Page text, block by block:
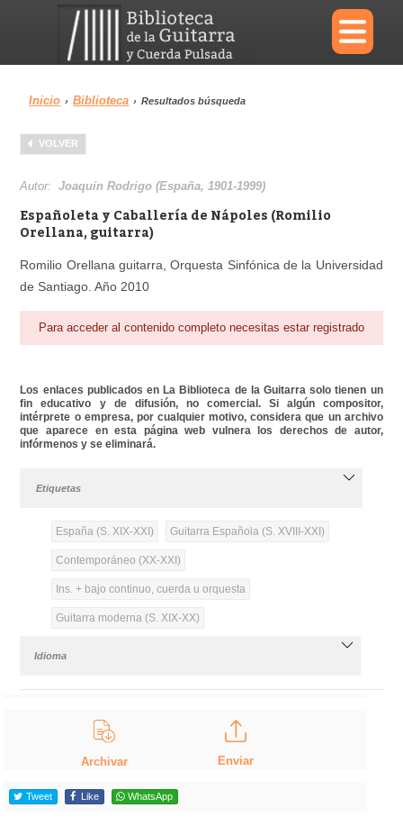
×
Menu
Biblioteca Diccionario
Área personal
Inicio › Biblioteca › Resultados búsqueda
VOLVER
Autor:Joaquín Rodrigo (España, 1901-1999)
Españoleta y Caballería de Nápoles (Romilio
Orellana, guitarra)
Romilio Orellana guitarra, Orquesta Sinfónica de la Universidad
de Santiago. Año 2010
Para acceder al contenido completo necesitas estar registrado
Los enlaces publicados en La Biblioteca de la Guitarra solo tienen un
fin educativo y de difusión, no comercial. Si algún compositor,
intérprete o empresa, por cualquier motivo, considera que un archivo
que aparece en esta página web vulnera los derechos de autor,
infórmenos y se eliminará.
Etiquetas
España (S. XIX-XXI) Guitarra Española (S. XVIII-XXI)
Contemporáneo (XX-XXI)
Ins. + bajo continuo, cuerda u orquesta
Guitarra moderna (S. XIX-XX)
Idioma
Archivar Enviar
Tweet Like WhatsApp